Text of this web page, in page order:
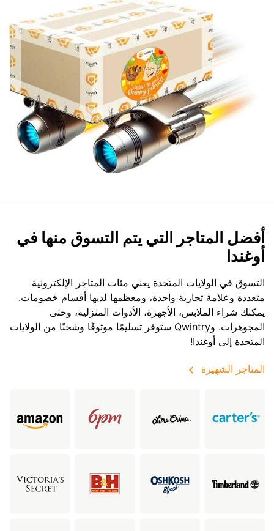
أفضل المتاجر التي يتم التسوق منها في
أوغندا
التسوق في الولايات المتحدة يعني مئات المتاجر الإلكترونية
متعددة وعلامة تجارية واحدة، ومعظمها لديها أقسام خصومات.
يمكنك شراء الملابس، الأجهزة، الأدوات المنزلية، وحتى
المجوهرات. وQwintry ستوفر تسليمًا موثوقًا وشحنًا من الولايات
المتحدة إلى أوغندا!
المتاجر الشهيرة